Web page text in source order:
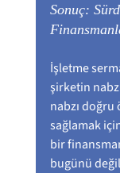
Sonuç:
İşletme
şirketin
nabzı doğru
sağlamak
bir
bugünü